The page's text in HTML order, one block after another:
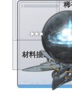
稀
材料描述